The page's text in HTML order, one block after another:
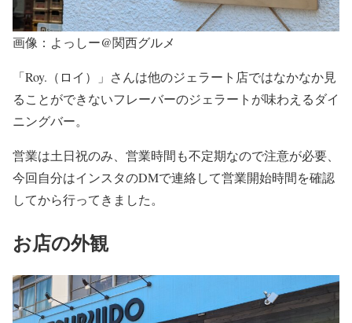
画像：よっしー@関西グルメ
「Roy.（ロイ）」さんは他のジェラート店ではなかなか見
ることができないフレーバーのジェラートが味わえるダイ
ニングバー。
営業は土日祝のみ、営業時間も不定期なので注意が必要、
今回自分はインスタのDMで連絡して営業開始時間を確認
してから行ってきました。
お店の外観